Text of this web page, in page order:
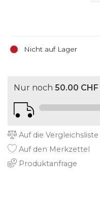
Nicht auf Lager
Nur noch 50.00 CHF
Auf die Vergleichsliste
Auf den Merkzettel
Produktanfrage